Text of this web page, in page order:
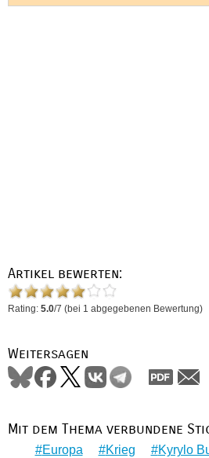
Artikel bewerten:
Rating: 5.0/7 (bei 1 abgegebenen Bewertung)
Weitersagen
Mit dem Thema verbundene
Europa Krieg Kyrylo